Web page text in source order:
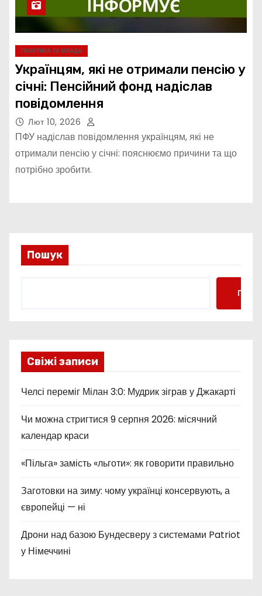
ПОЛІТИКА ТА ВЛАДА
Українцям, які не отримали пенсію у
січні: Пенсійний фонд надіслав
повідомлення
Лют 10, 2026
ПФУ надіслав повідомлення українцям, які не
отримали пенсію у січні: пояснюємо причини та що
потрібно зробити.
Пошук
Свіжі записи
Челсі переміг Мілан 3:0: Мудрик зіграв у Джакарті
Чи можна стригтися 9 серпня 2026: місячний
календар краси
«Пільга» замість «льготи»: як говорити правильно
Заготовки на зиму: чому українці консервують, а
європейці — ні
Дрони над базою Бундесверу з системами Patriot
у Німеччині